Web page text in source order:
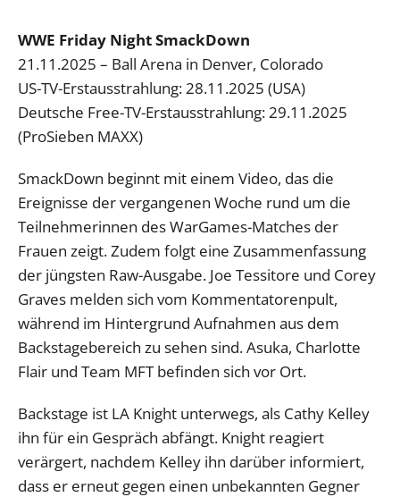
WWE Friday Night SmackDown
21.11.2025 – Ball Arena in Denver, Colorado
US-TV-Erstausstrahlung: 28.11.2025 (USA)
Deutsche Free-TV-Erstausstrahlung: 29.11.2025
(ProSieben MAXX)
SmackDown beginnt mit einem Video, das die
Ereignisse der vergangenen Woche rund um die
Teilnehmerinnen des WarGames-Matches der
Frauen zeigt. Zudem folgt eine Zusammenfassung
der jüngsten Raw-Ausgabe. Joe Tessitore und Corey
Graves melden sich vom Kommentatorenpult,
während im Hintergrund Aufnahmen aus dem
Backstagebereich zu sehen sind. Asuka, Charlotte
Flair und Team MFT befinden sich vor Ort.
Backstage ist LA Knight unterwegs, als Cathy Kelley
ihn für ein Gespräch abfängt. Knight reagiert
verärgert, nachdem Kelley ihn darüber informiert,
dass er erneut gegen einen unbekannten Gegner